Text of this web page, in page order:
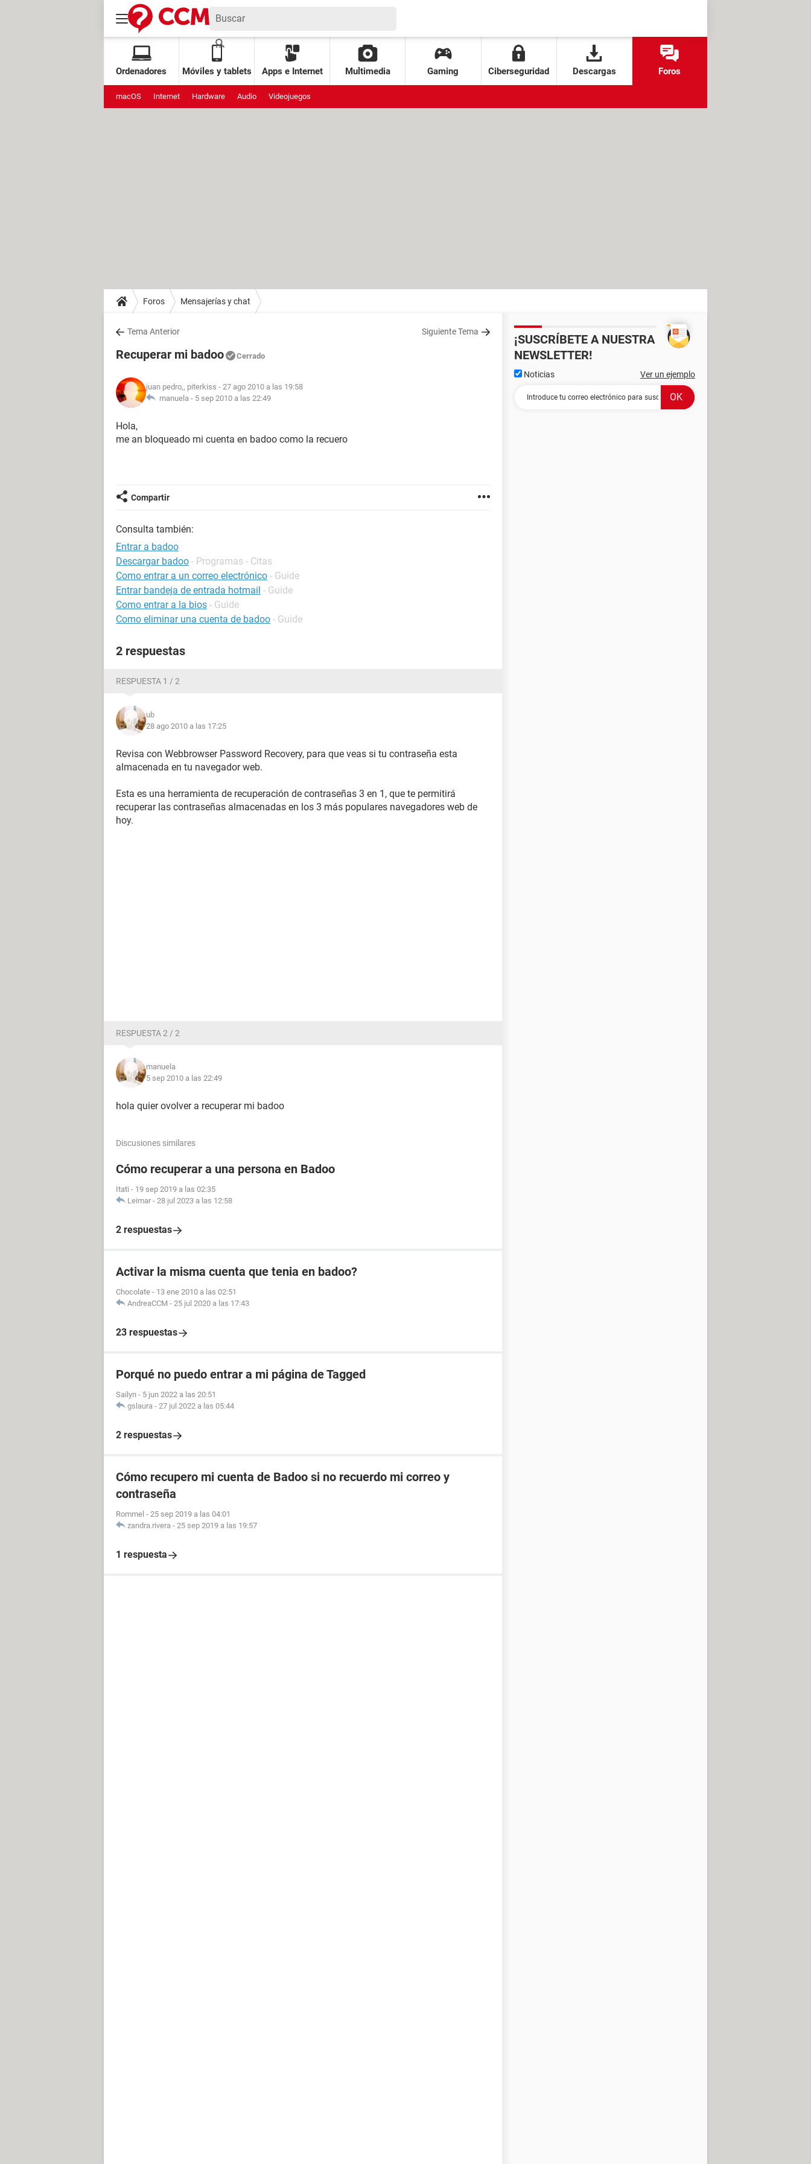
Ordenadores Móviles y tablets Apps e Internet Multimedia Gaming Ciberseguridad Descargas Foros
macOS Internet Hardware Audio Videojuegos
Foros Mensajerías y chat
Tema Anterior Siguiente Tema
Recuperar mi badoo Cerrado
juan pedro,, piterkiss - 27 ago 2010 a las 19:58
manuela - 5 sep 2010 a las 22:49
Hola,
me an bloqueado mi cuenta en badoo como la recuero
Compartir
Consulta también:
Entrar a badoo
Descargar badoo - Programas - Citas
Como entrar a un correo electrónico - Guide
Entrar bandeja de entrada hotmail - Guide
Como entrar a la bios - Guide
Como eliminar una cuenta de badoo - Guide
2 respuestas
RESPUESTA 1 / 2
ub
28 ago 2010 a las 17:25
Revisa con Webbrowser Password Recovery, para que veas si tu contraseña esta
almacenada en tu navegador web.
Esta es una herramienta de recuperación de contraseñas 3 en 1, que te permitirá
recuperar las contraseñas almacenadas en los 3 más populares navegadores web de
hoy.
RESPUESTA 2 / 2
manuela
5 sep 2010 a las 22:49
hola quier ovolver a recuperar mi badoo
Discusiones similares
Cómo recuperar a una persona en Badoo
Itati - 19 sep 2019 a las 02:35
Leimar - 28 jul 2023 a las 12:58
2 respuestas
Activar la misma cuenta que tenia en badoo?
Chocolate - 13 ene 2010 a las 02:51
AndreaCCM - 25 jul 2020 a las 17:43
23 respuestas
Porqué no puedo entrar a mi página de Tagged
Sailyn - 5 jun 2022 a las 20:51
gslaura - 27 jul 2022 a las 05:44
2 respuestas
Cómo recupero mi cuenta de Badoo si no recuerdo mi correo y
contraseña
Rommel - 25 sep 2019 a las 04:01
zandra.rivera - 25 sep 2019 a las 19:57
1 respuesta
¡SUSCRÍBETE A NUESTRA
NEWSLETTER!
Noticias Ver un ejemplo